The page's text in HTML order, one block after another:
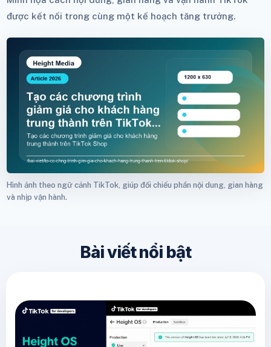
được kết nối trong cùng một kế hoạch tăng trưởng.
Hình ảnh theo ngữ cảnh TikTok, giúp đối chiếu phần nội dung, gian hàng
và nhịp vận hành.
Bài viết nổi bật